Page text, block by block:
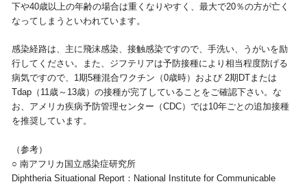
下や40歳以上の年齢の場合は重くなりやすく、最大で20％の方が亡く
なってしまうといわれています。
感染経路は、主に飛沫感染、接触感染ですので、手洗い、うがいを励
行してください。また、ジフテリアは予防接種により相当程度防げる
病気ですので、1期5種混合ワクチン（0歳時）および 2期DTまたは
Tdap（11歳～13歳）の接種が完了していることをご確認下さい。な
お、アメリカ疾病予防管理センター（CDC）では10年ごとの追加接種
を推奨しています。
（参考）
○ 南アフリカ国立感染症研究所
Diphtheria Situational Report：National Institute for Communicable